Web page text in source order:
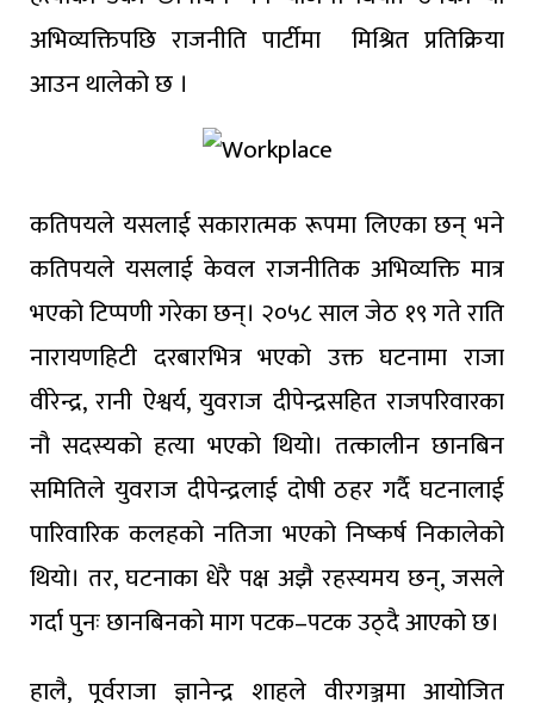
अभिव्यक्तिपछि राजनीति पार्टीमा मिश्रित प्रतिक्रिया
आउन थालेको छ ।
कतिपयले यसलाई सकारात्मक रूपमा लिएका छन् भने
कतिपयले यसलाई केवल राजनीतिक अभिव्यक्ति मात्र
भएको टिप्पणी गरेका छन्। २०५८ साल जेठ १९ गते राति
नारायणहिटी दरबारभित्र भएको उक्त घटनामा राजा
वीरेन्द्र, रानी ऐश्वर्य, युवराज दीपेन्द्रसहित राजपरिवारका
नौ सदस्यको हत्या भएको थियो। तत्कालीन छानबिन
समितिले युवराज दीपेन्द्रलाई दोषी ठहर गर्दै घटनालाई
पारिवारिक कलहको नतिजा भएको निष्कर्ष निकालेको
थियो। तर, घटनाका धेरै पक्ष अझै रहस्यमय छन्, जसले
गर्दा पुनः छानबिनको माग पटक–पटक उठ्दै आएको छ।
हालै, पूर्वराजा ज्ञानेन्द्र शाहले वीरगञ्जमा आयोजित